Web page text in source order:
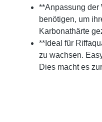
**Anpassung der
benötigen, um
Karbonathärte
**Ideal für
zu wachsen.
Dies macht es